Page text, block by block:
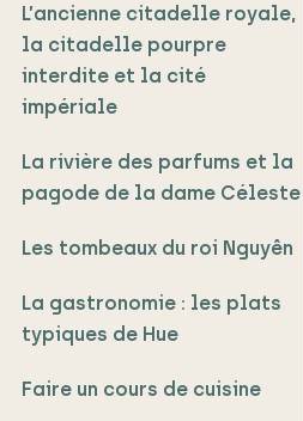
L’ancienne citadelle royale,
la citadelle pourpre
interdite et la cité
impériale
La rivière des parfums et la
pagode de la dame Céleste
Les tombeaux du roi Nguyên
La gastronomie : les plats
typiques de Hue
Faire un cours de cuisine